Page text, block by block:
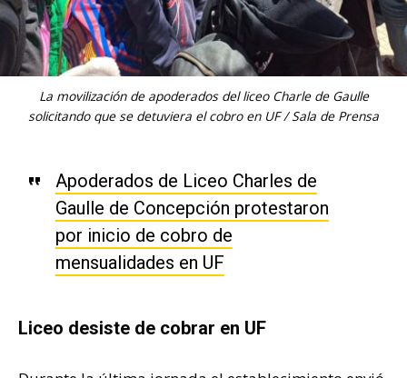
La movilización de apoderados del liceo Charle de Gaulle
solicitando que se detuviera el cobro en UF / Sala de Prensa
Apoderados de Liceo Charles de
Gaulle de Concepción protestaron
por inicio de cobro de
mensualidades en UF
Liceo desiste de cobrar en UF